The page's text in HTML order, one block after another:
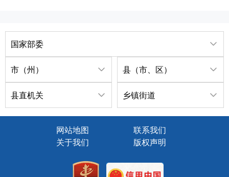
国家部委
市（州） 县（市、区）
县直机关 乡镇街道
网站地图
联系我们
关于我们
版权声明